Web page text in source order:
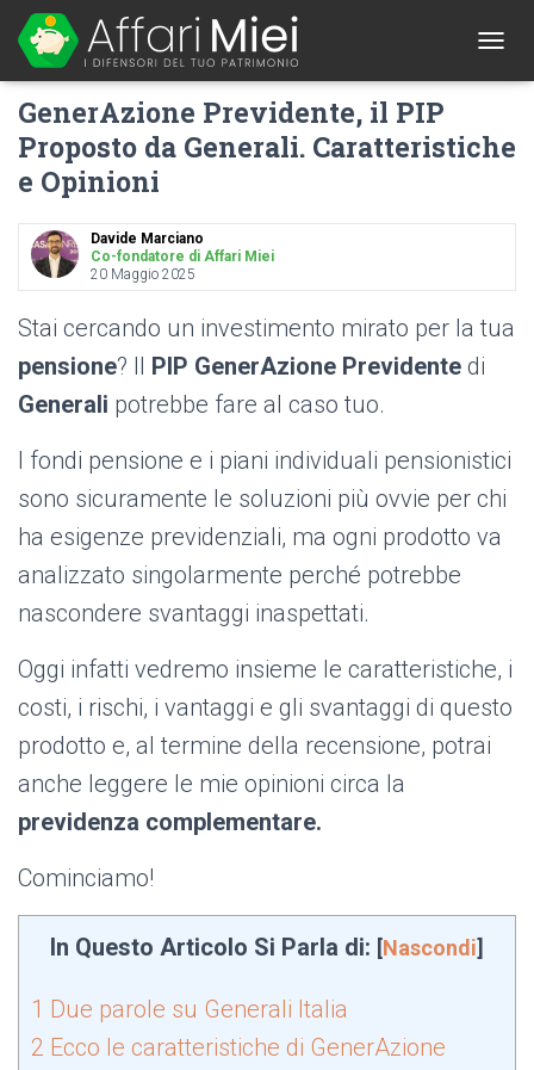
O
L
T
GenerAzione Previdente, il PIP
Proposto da Generali. Caratteristiche
e Opinioni
Davide Marciano
Co-fondatore di Affari Miei
20 Maggio 2025
Stai cercando un investimento mirato per la tua
pensione? Il PIP GenerAzione Previdente di
Generali potrebbe fare al caso tuo.
I fondi pensione e i piani individuali pensionistici
sono sicuramente le soluzioni più ovvie per chi
ha esigenze previdenziali, ma ogni prodotto va
analizzato singolarmente perché potrebbe
nascondere svantaggi inaspettati.
Oggi infatti vedremo insieme le caratteristiche, i
costi, i rischi, i vantaggi e gli svantaggi di questo
prodotto e, al termine della recensione, potrai
anche leggere le mie opinioni circa la
previdenza complementare.
Cominciamo!
In Questo Articolo Si Parla di: [Nascondi]
1 Due parole su Generali Italia
2 Ecco le caratteristiche di GenerAzione